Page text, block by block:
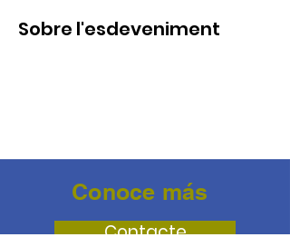
Sobre l'esdeveniment
Conoce más
Contacte